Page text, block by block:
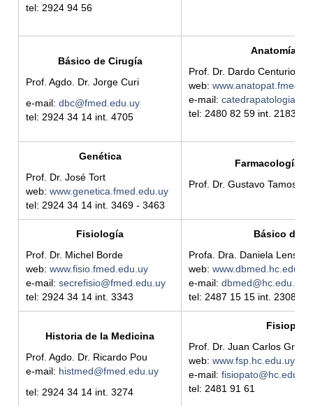
tel: 2924 94 56
Básico de Cirugía
Prof. Agdo. Dr. Jorge Curi
e-mail:dbc@fmed.edu.uy
tel: 2924 34 14 int.4705
Anatomía
Prof. Dr. Dardo Centurion
web:
e-mail:
tel: 2480 82 59 int. 2183 -
Genética
Prof. Dr. José Tort
web:www.genetica.fmed.edu.uy
tel: 2924 34 14 int. 3469 - 3463
Farmacología y
Prof. Dr. Gustavo
Fisiología
Prof. Dr. Michel Borde
web:www.fisio.fmed.edu.uy
e-mail:secrefisio@fmed.edu.uy
tel: 2924 34 14 int. 3343
Básico de
Profa. Dra. Daniela Lens
web:www.dbmed.hc.edu.uy
e-mail:dbmed@hc.edu.uy
tel: 2487 15 15 int. 2308
Historia de la Medicina
Prof. Agdo. Dr. Ricardo Pou
e-mail: histmed@fmed.edu.uy
tel: 2924 34 14 int. 3274
Prof. Dr. Juan Carlos
web:www.fsp.hc.edu.uy/
e-mail:fisiopato@hc.edu.uy
tel: 2481 91 61